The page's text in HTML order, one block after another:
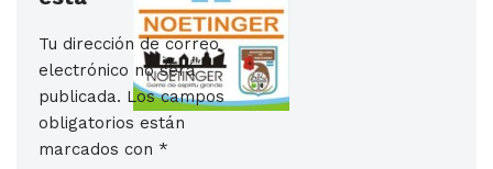
Tu dirección de correo
electrónico no será
publicada. Los campos
obligatorios están
marcados con *